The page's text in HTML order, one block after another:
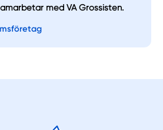
med VA Grossisten.